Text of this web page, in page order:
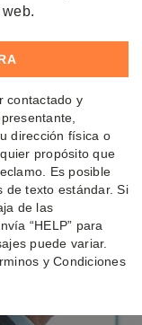
contactado y
dirección física o
propósito que
Es posible
de texto estándar. Si
de las
“HELP” para
puede variar.
y Condiciones